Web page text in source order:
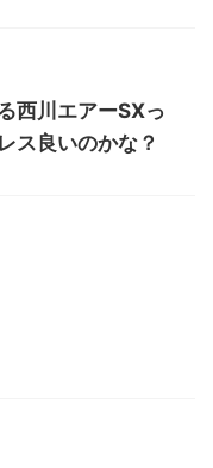
西川エアーSXっ
ス良いのかな？